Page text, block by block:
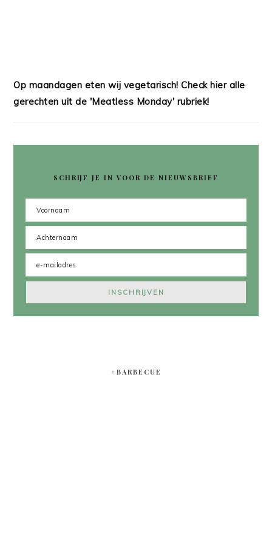
Op maandagen eten wij vegetarisch! Check hier alle
gerechten uit de 'Meatless Monday' rubriek!
SCHRIJF JE IN VOOR DE NIEUWSBRIEF
#BARBECUE